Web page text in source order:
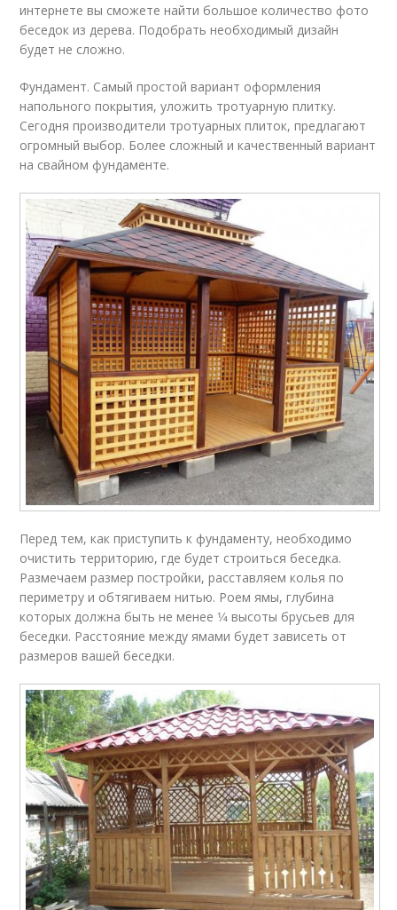
интернете вы сможете найти большое количество фото
беседок из дерева. Подобрать необходимый дизайн
будет не сложно.
Фундамент. Самый простой вариант оформления
напольного покрытия, уложить тротуарную плитку.
Сегодня производители тротуарных плиток, предлагают
огромный выбор. Более сложный и качественный вариант
на свайном фундаменте.
Перед тем, как приступить к фундаменту, необходимо
очистить территорию, где будет строиться беседка.
Размечаем размер постройки, расставляем колья по
периметру и обтягиваем нитью. Роем ямы, глубина
которых должна быть не менее 1⁄4 высоты брусьев для
беседки. Расстояние между ямами будет зависеть от
размеров вашей беседки.